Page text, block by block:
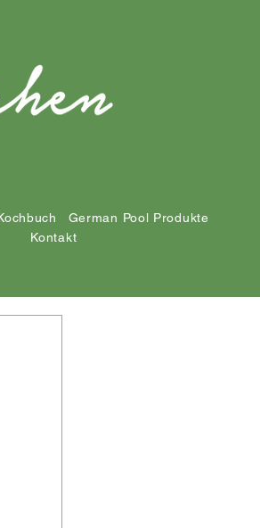
German Pool Produkte
Kontakt